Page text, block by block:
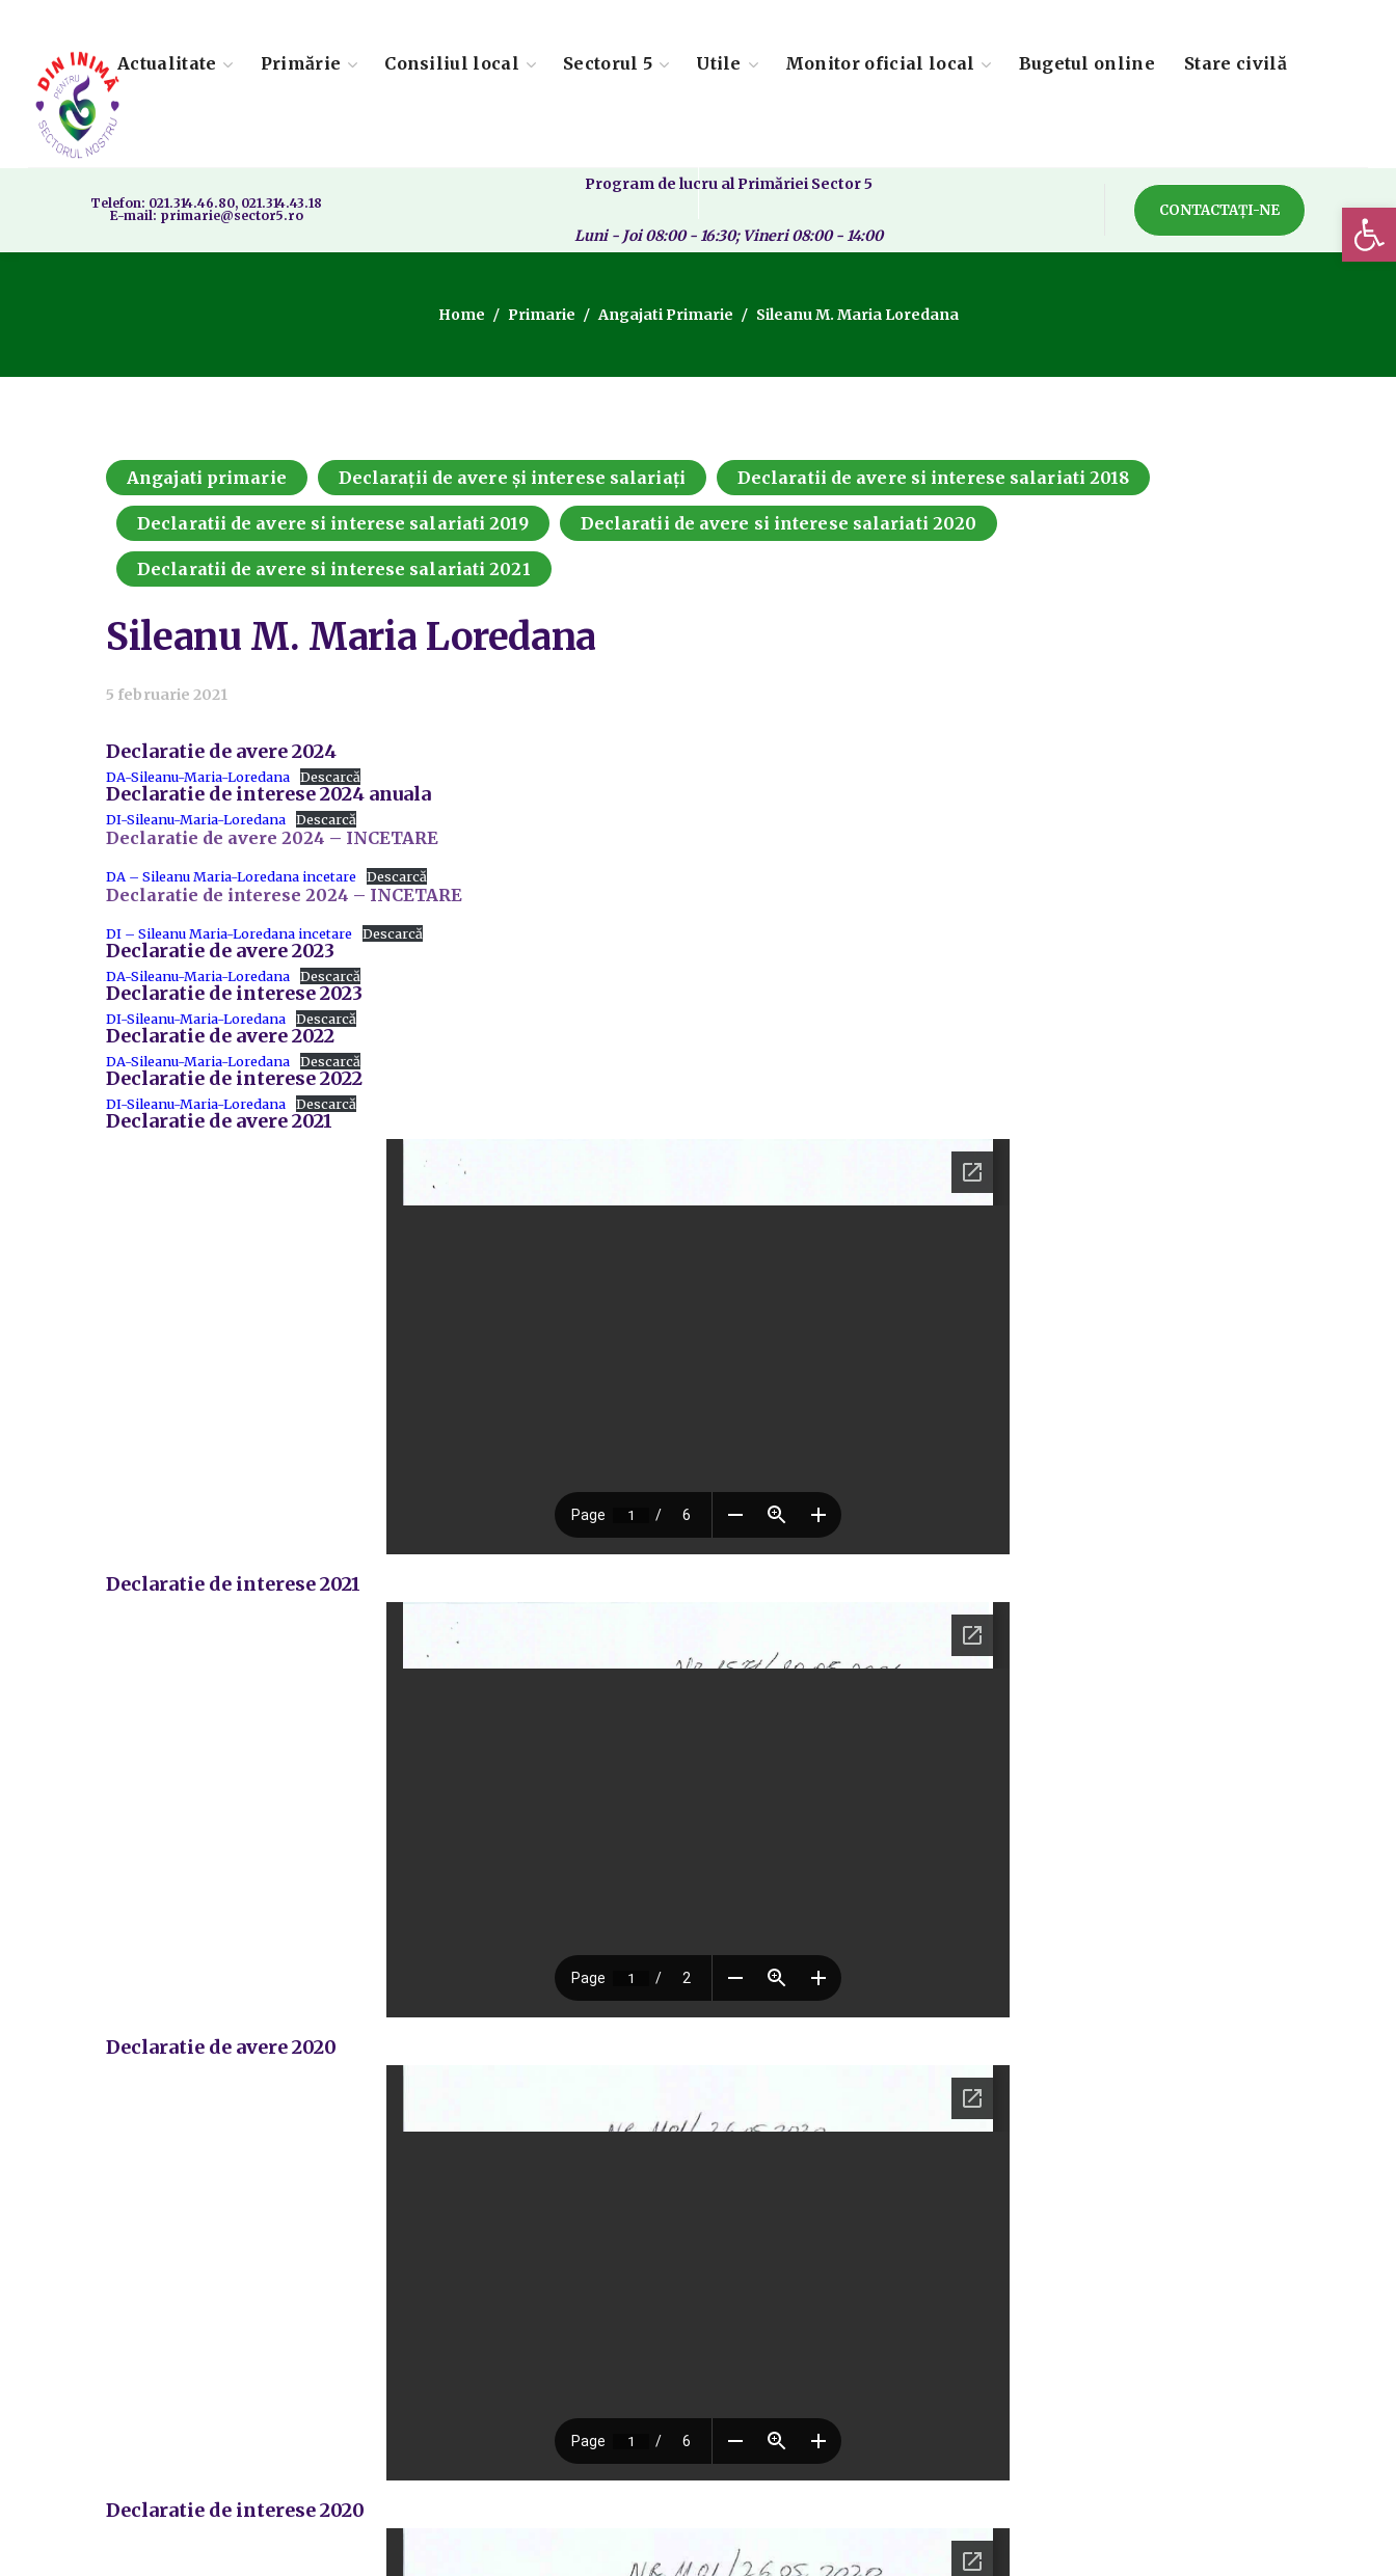
Actualitate Primărie Consiliul local Sectorul 5 Utile Monitor oficial local Bugetul online Stare civilă
Telefon: 021.314.46.80, 021.314.43.18
E-mail: primarie@sector5.ro
Program de lucru al Primăriei Sector 5
Luni - Joi 08:00 - 16:30; Vineri 08:00 - 14:00
CONTACTAȚI-NE
Home Primarie Angajati Primarie Sileanu M. Maria Loredana
Angajati primarie Declarații de avere și interese salariați Declaratii de avere si interese salariati 2018
Declaratii de avere si interese salariati 2019 Declaratii de avere si interese salariati 2020
Declaratii de avere si interese salariati 2021
Sileanu M. Maria Loredana
5 februarie 2021
Declaratie de avere 2024
DA-Sileanu-Maria-Loredana Descarcă
Declaratie de interese 2024 anuala
DI-Sileanu-Maria-Loredana Descarcă
Declaratie de avere 2024 – INCETARE
DA – Sileanu Maria-Loredana incetare Descarcă
Declaratie de interese 2024 – INCETARE
DI – Sileanu Maria-Loredana incetare Descarcă
Declaratie de avere 2023
DA-Sileanu-Maria-Loredana Descarcă
Declaratie de interese 2023
DI-Sileanu-Maria-Loredana Descarcă
Declaratie de avere 2022
DA-Sileanu-Maria-Loredana Descarcă
Declaratie de interese 2022
DI-Sileanu-Maria-Loredana Descarcă
Declaratie de avere 2021
Declaratie de interese 2021
Declaratie de avere 2020
Declaratie de interese 2020